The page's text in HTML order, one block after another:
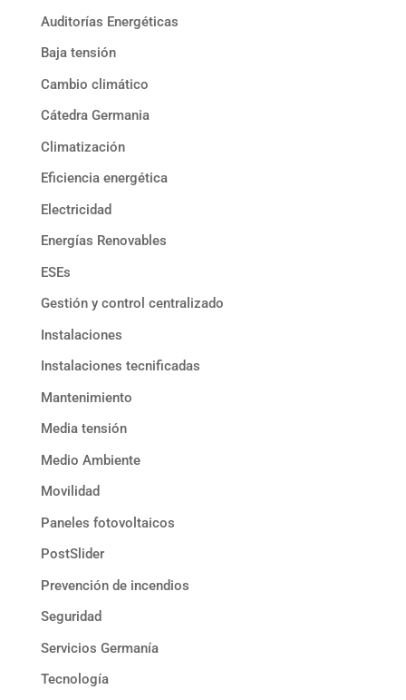
Auditorías Energéticas
Baja tensión
Cambio climático
Cátedra Germania
Climatización
Eficiencia energética
Electricidad
Energías Renovables
ESEs
Gestión y control centralizado
Instalaciones
Instalaciones tecnificadas
Mantenimiento
Media tensión
Medio Ambiente
Movilidad
Paneles fotovoltaicos
PostSlider
Prevención de incendios
Seguridad
Servicios Germanía
Tecnología